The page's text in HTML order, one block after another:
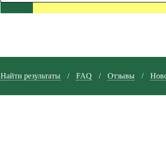
Найти результаты / FAQ / Отзывы /